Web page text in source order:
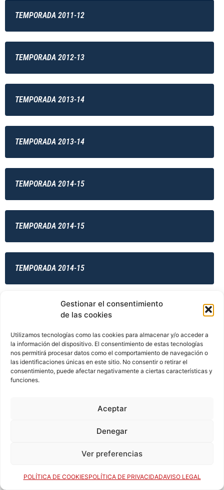
Gestionar el consentimiento
de las cookies
Utilizamos tecnologías como las cookies para almacenar y/o acceder a
la información del dispositivo. El consentimiento de estas tecnologías
nos permitirá procesar datos como el comportamiento de navegación o
las identificaciones únicas en este sitio. No consentir o retirar el
consentimiento, puede afectar negativamente a ciertas características y
funciones.
Aceptar
Denegar
Ver preferencias
POLÍTICA DE COOKIESPOLÍTICA DE PRIVACIDADAVISO LEGAL
TEMPORADA 2011-12
TEMPORADA 2012-13
TEMPORADA 2013-14
TEMPORADA 2013-14
TEMPORADA 2014-15
TEMPORADA 2014-15
TEMPORADA 2014-15
TEMPORADA 2014-15
TEMPORADA 2014-15
TEMPORADA 2015-16